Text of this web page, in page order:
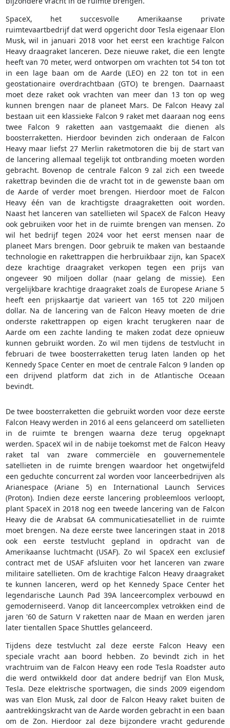
SpaceX, het succesvolle Amerikaanse private
ruimtevaartbedrijf dat werd opgericht door Tesla eigenaar Elon
Musk, wil in januari 2018 voor het eerst een krachtige Falcon
Heavy draagraket lanceren. Deze nieuwe raket, die een lengte
heeft van 70 meter, werd ontworpen om vrachten tot 54 ton tot
in een lage baan om de Aarde (LEO) en 22 ton tot in een
geostationaire overdrachtbaan (GTO) te brengen. Daarnaast
moet deze raket ook vrachten van meer dan 13 ton op weg
kunnen brengen naar de planeet Mars. De Falcon Heavy zal
bestaan uit een klassieke Falcon 9 raket met daaraan nog eens
twee Falcon 9 raketten aan vastgemaakt die dienen als
boosterraketten. Hierdoor bevinden zich onderaan de Falcon
Heavy maar liefst 27 Merlin raketmotoren die bij de start van
de lancering allemaal tegelijk tot ontbranding moeten worden
gebracht. Bovenop de centrale Falcon 9 zal zich een tweede
rakettrap bevinden die de vracht tot in de gewenste baan om
de Aarde of verder moet brengen. Hierdoor moet de Falcon
Heavy één van de krachtigste draagraketten ooit worden.
Naast het lanceren van satellieten wil SpaceX de Falcon Heavy
ook gebruiken voor het in de ruimte brengen van mensen. Zo
wil het bedrijf tegen 2024 voor het eerst mensen naar de
planeet Mars brengen. Door gebruik te maken van bestaande
technologie en rakettrappen die herbruikbaar zijn, kan SpaceX
deze krachtige draagraket verkopen tegen een prijs van
ongeveer 90 miljoen dollar (naar gelang de missie). Een
vergelijkbare krachtige draagraket zoals de Europese Ariane 5
heeft een prijskaartje dat varieert van 165 tot 220 miljoen
dollar. Na de lancering van de Falcon Heavy moeten de drie
onderste rakettrappen op eigen kracht terugkeren naar de
Aarde om een zachte landing te maken zodat deze opnieuw
kunnen gebruikt worden. Zo wil men tijdens de testvlucht in
februari de twee boosterraketten terug laten landen op het
Kennedy Space Center en moet de centrale Falcon 9 landen op
een drijvend platform dat zich in de Atlantische Oceaan
bevindt.
De twee boosterraketten die gebruikt worden voor deze eerste
Falcon Heavy werden in 2016 al eens gelanceerd om satellieten
in de ruimte te brengen waarna deze terug opgeknapt
werden. SpaceX wil in de nabije toekomst met de Falcon Heavy
raket tal van zware commerciële en gouvernementele
satellieten in de ruimte brengen waardoor het ongetwijfeld
een geduchte concurrent zal worden voor lanceerbedrijven als
Arianespace (Ariane 5) en International Launch Services
(Proton). Indien deze eerste lancering probleemloos verloopt,
plant SpaceX in 2018 nog een tweede lancering van de Falcon
Heavy die de Arabsat 6A communicatiesatelliet in de ruimte
moet brengen. Na deze eerste twee lanceringen staat in 2018
ook een eerste testvlucht gepland in opdracht van de
Amerikaanse luchtmacht (USAF). Zo wil SpaceX een exclusief
contract met de USAF afsluiten voor het lanceren van zware
militaire satellieten. Om de krachtige Falcon Heavy draagraket
te kunnen lanceren, werd op het Kennedy Space Center het
legendarische Launch Pad 39A lanceercomplex verbouwd en
gemoderniseerd. Vanop dit lanceercomplex vetrokken eind de
jaren '60 de Saturn V raketten naar de Maan en werden jaren
later tientallen Space Shuttles gelanceerd.
Tijdens deze testvlucht zal deze eerste Falcon Heavy een
speciale vracht aan boord hebben. Zo bevindt zich in het
vrachtruim van de Falcon Heavy een rode Tesla Roadster auto
die werd ontwikkeld door dat andere bedrijf van Elon Musk,
Tesla. Deze elektrische sportwagen, die sinds 2009 eigendom
was van Elon Musk, zal door de Falcon Heavy raket buiten de
aantrekkingskracht van de Aarde worden gebracht in een baan
om de Zon. Hierdoor zal deze bijzondere vracht gedurende